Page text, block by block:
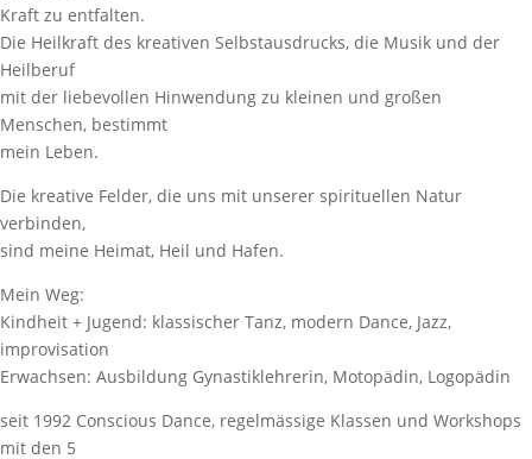
Kraft zu entfalten.
Die Heilkraft des kreativen Selbstausdrucks, die Musik und der
Heilberuf
mit der liebevollen Hinwendung zu kleinen und großen
Menschen, bestimmt
mein Leben.
Die kreative Felder, die uns mit unserer spirituellen Natur
verbinden,
sind meine Heimat, Heil und Hafen.
Mein Weg:
Kindheit + Jugend: klassischer Tanz, modern Dance, Jazz,
improvisation
Erwachsen: Ausbildung Gynastiklehrerin, Motopädin, Logopädin
seit 1992 Conscious Dance, regelmässige Klassen und Workshops
mit den 5